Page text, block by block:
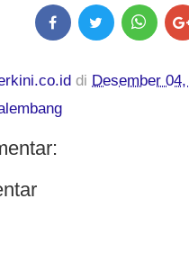
di Desember